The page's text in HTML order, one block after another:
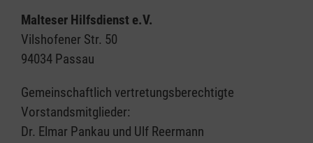
Malteser Hilfsdienst e.V.
Vilshofener Str. 50
94034 Passau
Gemeinschaftlich vertretungsberechtigte
Vorstandsmitglieder:
Dr. Elmar Pankau und Ulf Reermann